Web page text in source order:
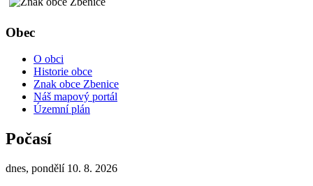
Obec
O obci
Historie obce
Znak obce Zbenice
Náš mapový portál
Územní plán
Počasí
dnes, pondělí 10. 8. 2026